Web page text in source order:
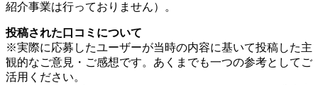
紹介事業は行っておりません）。
投稿された口コミについて
※実際に応募したユーザーが当時の内容に基いて投稿した主
観的なご意見・ご感想です。あくまでも一つの参考としてご
活用ください。